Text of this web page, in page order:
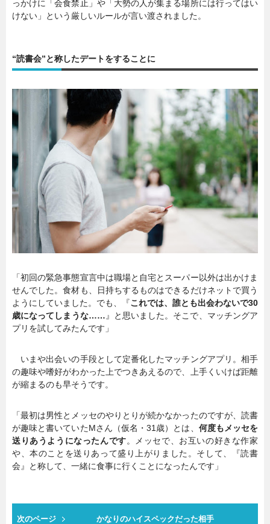
っかけに「会食禁止」や「大勢の人が集まる場所には行ってはい
けない」という厳しいルールが言い渡されました。
“読書会”と称したデートをすることに
「初回の緊急事態宣言中は職場と自宅とスーパー以外は出かけま
せんでした。食材も、日持ちするものはできるだけネットで買う
ようにしていました。でも、『これでは、誰とも出会わないで30
歳になってしまうな…… 』と思いました。そこで、マッチングア
プリを試してみたんです」
いまや出会いの手段として定番化したマッチングアプリ。相手
の趣味や嗜好がわかった上でつきあえるので、上手くいけば距離
が縮まるのも早そうです。
「最初は男性とメッセのやりとりが続かなかったのですが、読書
が趣味と書いていたMさん（仮名・31歳）とは、 何度もメッセを
送りあうようになったんです。メッセで、お互いの好きな作家
や、本のことを送りあって盛り上がりました。そして、『読書
会』と称して、一緒に食事に行くことになったんです」
次のページ かなりのハイスペックだった相手